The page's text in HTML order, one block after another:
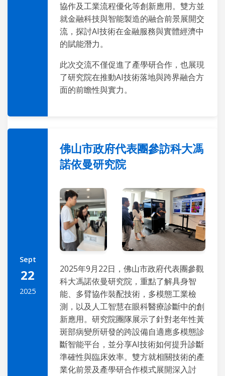
協作及工業流程優化等創新應用。雙方並
就金融科技與智能製造的融合前景展開交
流，探討AI技術在金融服務與實體經濟中
的賦能潛力。
此次交流不僅促進了產學研合作，也展現
了研究院在推動AI技術落地與跨界融合方
面的前瞻性與實力。
Sept
22
2025
佛山市政府代表團參訪科大馮
諾依曼研究院
2025年9月22日，佛山市政府代表團參觀
科大馮諾依曼研究院，重點了解具身智
能、多臂協作裝配技術，多模態工業檢
測，以及人工智慧在眼科醫療診斷中的創
新應用。研究院團隊展示了針對老年性黃
斑部病變所研發的跨設備自適應多模態診
斷智能平台，並分享AI技術如何提升診斷
準確性與臨床效率。雙方就相關技術的產
業化前景及產學研合作模式展開深入討